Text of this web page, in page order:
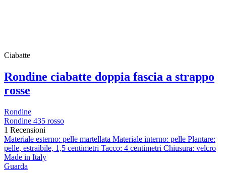
Ciabatte
Rondine ciabatte doppia fascia a strappo
rosse
Rondine
Rondine 435 rosso
1 Recensioni
Materiale esterno: pelle martellata Materiale interno: pelle Plantare:
pelle, estraibile, 1,5 centimetri Tacco: 4 centimetri Chiusura: velcro
Made in Italy
Guarda